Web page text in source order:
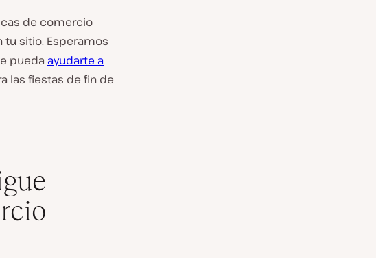
de comercio
sitio. Esperamos
pueda ayudarte a
las fiestas de fin de